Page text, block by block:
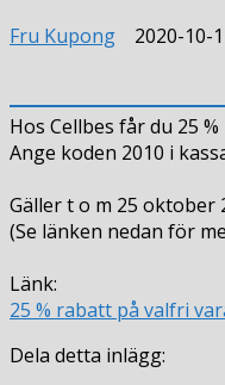
Fru Kupong 2020-10-
Hos Cellbes får du 25
Ange koden 2010 i
Gäller t o m 25 oktober
(Se länken nedan för
Länk:
25 % rabatt på valfri
Dela detta inlägg: